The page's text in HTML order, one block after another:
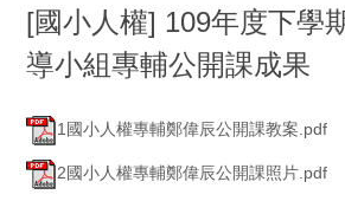
[國小人權] 109年度下學
導小組專輔公開課成果
1國小人權專輔鄭偉辰公開課教案.pdf
2國小人權專輔鄭偉辰公開課照片.pdf